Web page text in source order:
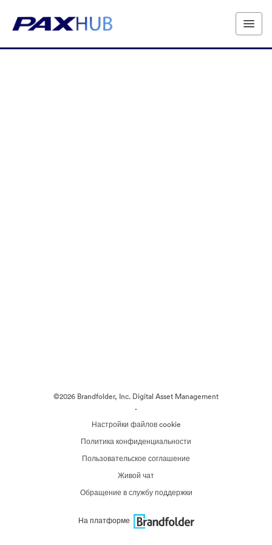
©2026 Brandfolder, Inc. Digital Asset Management
·
Настройки файлов cookie
Политика конфиденциальности
Пользовательское соглашение
Живой чат
Обращение в службу поддержки
На платформе